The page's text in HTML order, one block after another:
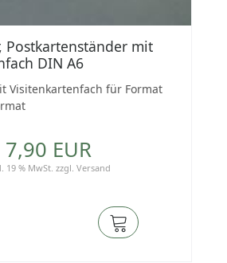
Postkartenständer mit
DIN A6
Visitenkartenfach für Format
7,90 EUR
19 % MwSt. zzgl. Versand